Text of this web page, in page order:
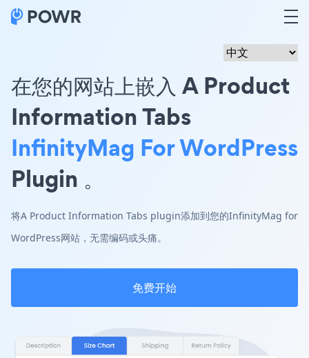
在您的网站上嵌入 A Product
Information Tabs
InfinityMag For WordPress
Plugin 。
将A Product Information Tabs plugin添加到您的InfinityMag for
WordPress网站，无需编码或头痛。
免费开始